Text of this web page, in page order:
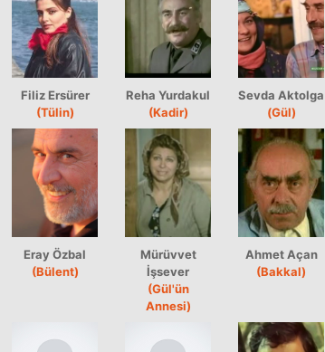
Filiz Ersürer
(Tülin)
Reha Yurdakul
(Kadir)
Sevda Aktolga
(Gül)
Eray Özbal
(Bülent)
Mürüvvet
İşsever
(Gül'ün
Annesi)
Ahmet Açan
(Bakkal)